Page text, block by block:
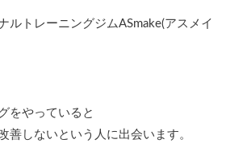
ルトレーニングジムASmake(アスメイ
をやっていると
善しないという人に出会います。